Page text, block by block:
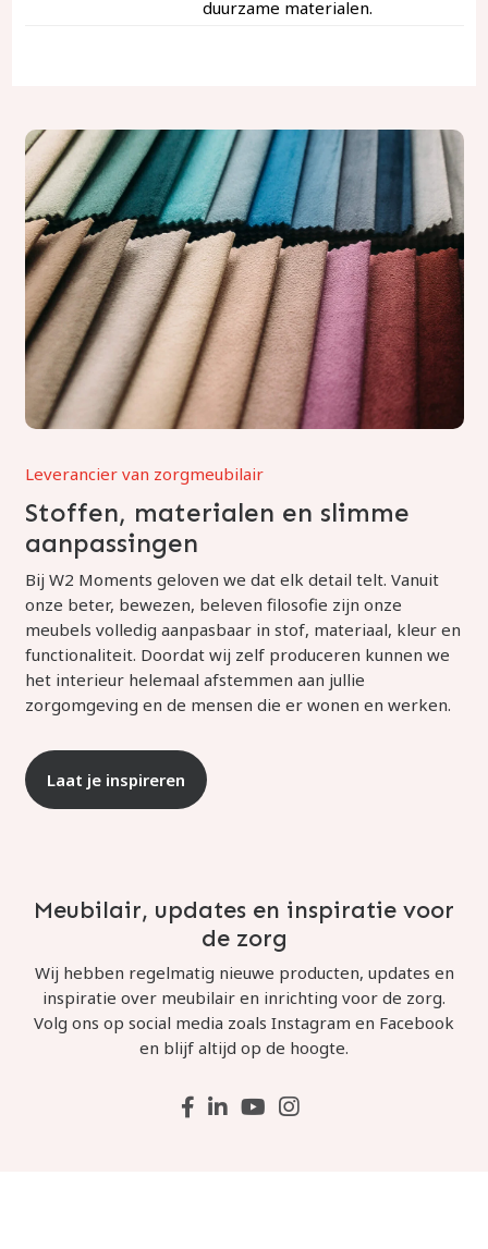
duurzame materialen.
Leverancier van zorgmeubilair
Stoffen, materialen en slimme
aanpassingen
Bij W2 Moments geloven we dat elk detail telt. Vanuit
onze beter, bewezen, beleven filosofie zijn onze
meubels volledig aanpasbaar in stof, materiaal, kleur en
functionaliteit. Doordat wij zelf produceren kunnen we
het interieur helemaal afstemmen aan jullie
zorgomgeving en de mensen die er wonen en werken.
Laat je inspireren
Meubilair, updates en inspiratie voor
de zorg
Wij hebben regelmatig nieuwe producten, updates en
inspiratie over meubilair en inrichting voor de zorg.
Volg ons op social media zoals Instagram en Facebook
en blijf altijd op de hoogte.